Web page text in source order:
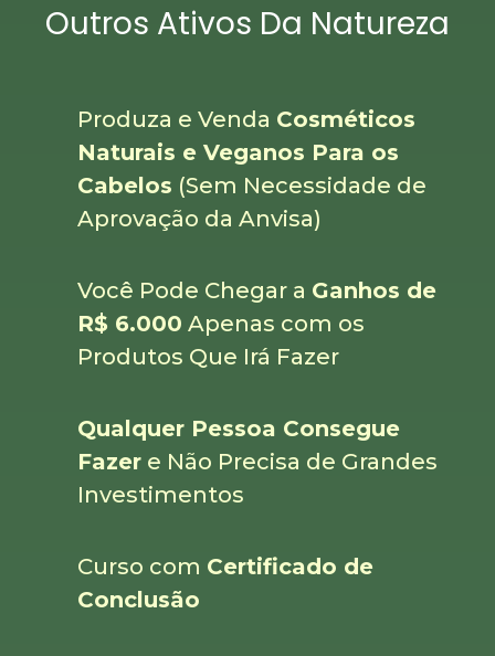
Outros Ativos Da Natureza
Produza e Venda Cosméticos
Naturais e Veganos Para os
Cabelos (Sem Necessidade de
Aprovação da Anvisa)
Você Pode Chegar a Ganhos de
R$ 6.000 Apenas com os
Produtos Que Irá Fazer
Qualquer Pessoa Consegue
Fazer e Não Precisa de Grandes
Investimentos
Curso com Certificado de
Conclusão